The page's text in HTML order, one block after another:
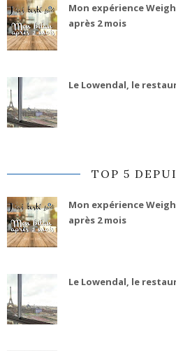
Mon expérience
après 2 mois
Le Lowendal, le
TOP 5
Mon expérience
après 2 mois
Le Lowendal, le